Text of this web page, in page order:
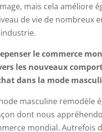
mais cela améliore
de vie de nombreux
le commerce
les nouveaux
dans la mode
masculine remodèle
dont nous
mondial. Autrefois